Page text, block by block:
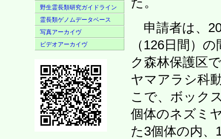
野生霊長類研究ガイドライン
霊長類ゲノムデータベース
写真アーカイヴ
ビデオアーカイヴ
申請者は、
（126日間）
ク森林保護区
ヤマアラシ科
こで、ボック
個体のネズミ
た3個体の内